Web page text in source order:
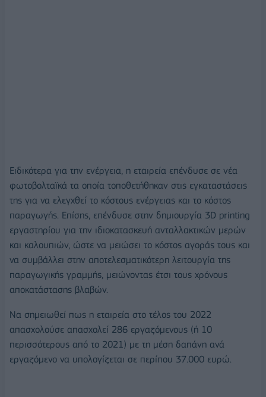
Ειδικότερα για την ενέργεια, η εταιρεία επένδυσε σε νέα
φωτοβολταϊκά τα οποία τοποθετήθηκαν στις εγκαταστάσεις
της για να ελεγχθεί το κόστους ενέργειας και το κόστος
παραγωγής. Επίσης, επένδυσε στην δημιουργία 3D printing
εργαστηρίου για την ιδιοκατασκευή ανταλλακτικών μερών
και καλουπιών, ώστε να μειώσει το κόστος αγοράς τους και
να συμβάλλει στην αποτελεσματικότερη λειτουργία της
παραγωγικής γραμμής, μειώνοντας έτσι τους χρόνους
αποκατάστασης βλαβών.
Να σημειωθεί πως η εταιρεία στο τέλος του 2022
απασχολούσε απασχολεί 286 εργαζόμενους (ή 10
περισσότερους από το 2021) με τη μέση δαπάνη ανά
εργαζόμενο να υπολογίζεται σε περίπου 37.000 ευρώ.